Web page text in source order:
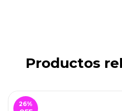
Productos
26%